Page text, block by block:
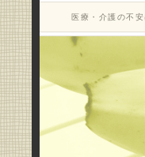
医療・介護の不